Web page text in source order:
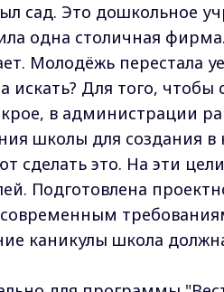
сад. Это дошкольное
одна столичная
Молодёжь перестала
искать? Для того, чтобы
в администрации
школы для создания
сделать это. На эти
Подготовлена
каникулы школа